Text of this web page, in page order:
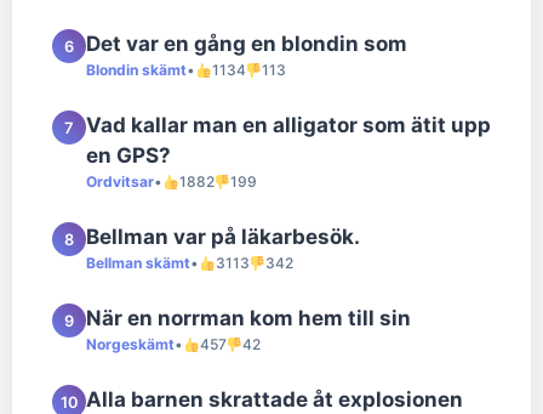
6 Det var en gång en blondin som
Blondin skämt• 1134 113
7
Vad kallar man en alligator som ätit upp
en GPS?
Ordvitsar• 1882 199
8 Bellman var på läkarbesök.
Bellman skämt• 3113 342
9 När en norrman kom hem till sin
Norgeskämt• 457 42
10 Alla barnen skrattade åt explosionen